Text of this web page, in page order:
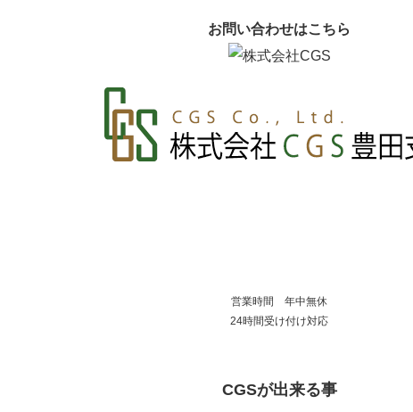
お問い合わせはこちら
営業時間 年中無休
24時間受け付け対応
CGSが出来る事